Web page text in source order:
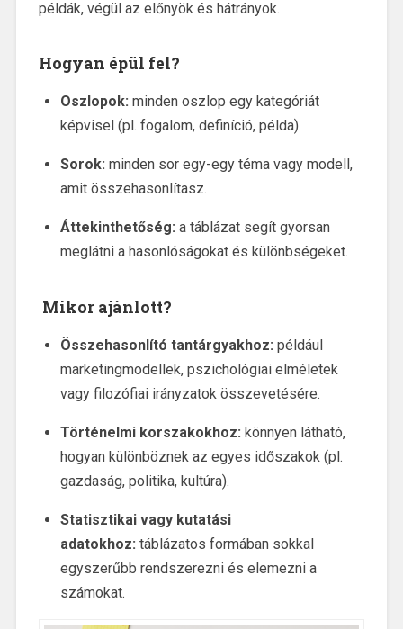
példák, végül az előnyök és hátrányok.
Hogyan épül fel?
Oszlopok: minden oszlop egy kategóriát
képvisel (pl. fogalom, definíció, példa).
Sorok: minden sor egy-egy téma vagy modell,
amit összehasonlítasz.
Áttekinthetőség: a táblázat segít gyorsan
meglátni a hasonlóságokat és különbségeket.
Mikor ajánlott?
Összehasonlító tantárgyakhoz: például
marketingmodellek, pszichológiai elméletek
vagy filozófiai irányzatok összevetésére.
Történelmi korszakokhoz: könnyen látható,
hogyan különböznek az egyes időszakok (pl.
gazdaság, politika, kultúra).
Statisztikai vagy kutatási
adatokhoz: táblázatos formában sokkal
egyszerűbb rendszerezni és elemezni a
számokat.